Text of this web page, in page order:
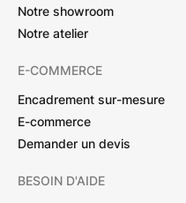
Notre showroom
Notre atelier
E-COMMERCE
Encadrement sur-mesure
E-commerce
Demander un devis
BESOIN D'AIDE